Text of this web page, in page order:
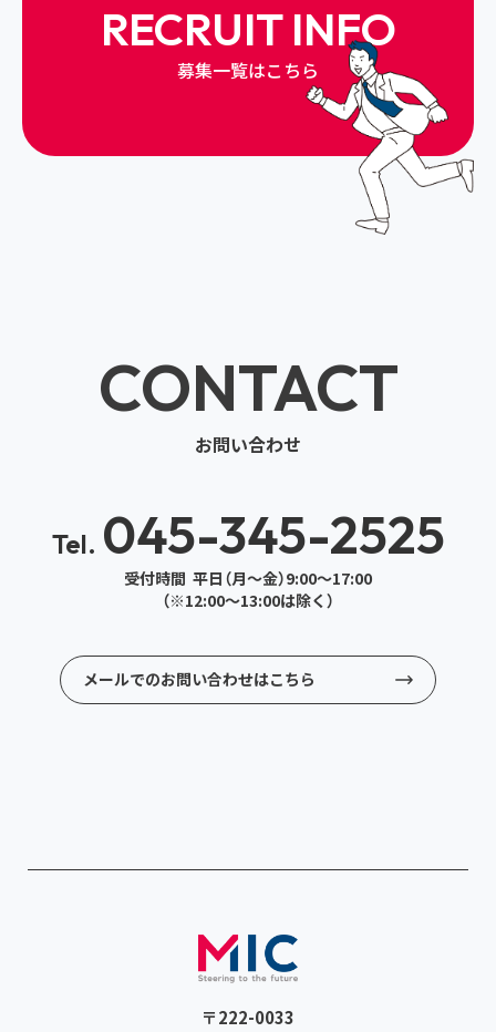
RECRUIT INFO
募集一覧はこちら
お問い合わせ
CONTACT
Tel. 045-345-2525
受付時間 平日（月～金）9:00～17:00
（※12:00～13:00は除く）
メールでのお問い合わせはこちら
〒222-0033